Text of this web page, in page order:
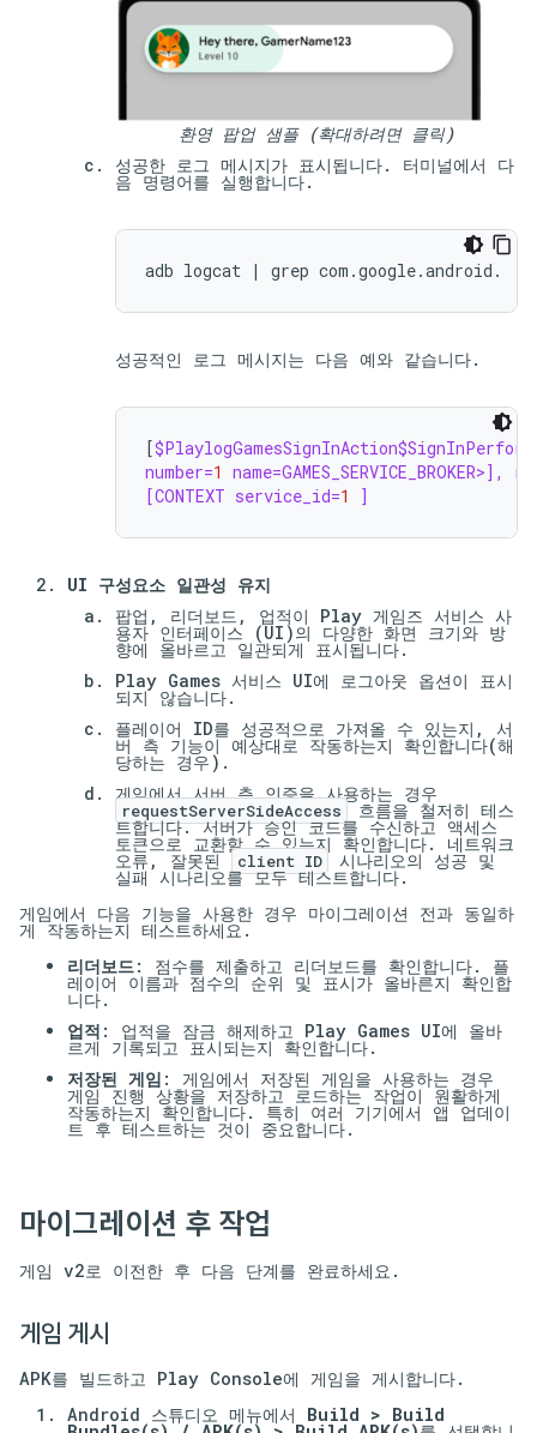
환영 팝업 샘플 (확대하려면 클릭)
성공한 로그 메시지가 표시됩니다. 터미널에서 다
음 명령어를 실행합니다.
adb logcat | grep com.google.android.
성공적인 로그 메시지는 다음 예와 같습니다.
[
number=1 name=GAMES_SERVICE_BROKER>] ,
[CONTEXT service_id=1 ]
UI 구성요소 일관성 유지
팝업, 리더보드, 업적이 Play 게임즈 서비스 사
용자 인터페이스 (UI)의 다양한 화면 크기와 방
향에 올바르고 일관되게 표시됩니다.
Play Games 서비스 UI에 로그아웃 옵션이 표시
되지 않습니다.
플레이어 ID를 성공적으로 가져올 수 있는지, 서
버 측 기능이 예상대로 작동하는지 확인합니다(해
당하는 경우).
게임에서 서버 측 인증을 사용하는 경우
requestServerSideAccess 흐름을 철저히 테스
트합니다. 서버가 승인 코드를 수신하고 액세스
토큰으로 교환할 수 있는지 확인합니다. 네트워크
오류, 잘못된 client ID 시나리오의 성공 및
실패 시나리오를 모두 테스트합니다.
게임에서 다음 기능을 사용한 경우 마이그레이션 전과 동일하
게 작동하는지 테스트하세요.
리더보드: 점수를 제출하고 리더보드를 확인합니다. 플
레이어 이름과 점수의 순위 및 표시가 올바른지 확인합
니다.
업적 : 업적을 잠금 해제하고 Play Games UI에 올바
르게 기록되고 표시되는지 확인합니다.
저장된 게임 : 게임에서 저장된 게임을 사용하는 경우
게임 진행 상황을 저장하고 로드하는 작업이 원활하게
작동하는지 확인합니다. 특히 여러 기기에서 앱 업데이
트 후 테스트하는 것이 중요합니다.
마이그레이션 후 작업
게임 v2로 이전한 후 다음 단계를 완료하세요.
게임 게시
APK를 빌드하고 Play Console에 게임을 게시합니다.
Android 스튜디오 메뉴에서 Build > Build